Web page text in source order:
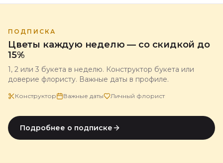
ПОДПИСКА
Цветы каждую неделю — со скидкой до
15%
1, 2 или 3 букета в неделю. Конструктор букета или
доверие флористу. Важные даты в профиле.
Конструктор Важные даты Личный флорист
Подробнее о подписке